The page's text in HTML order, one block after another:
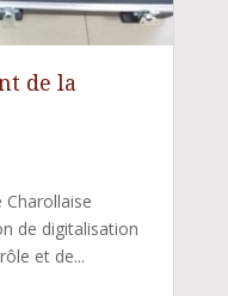
de la
Charollaise
de digitalisation
et de...